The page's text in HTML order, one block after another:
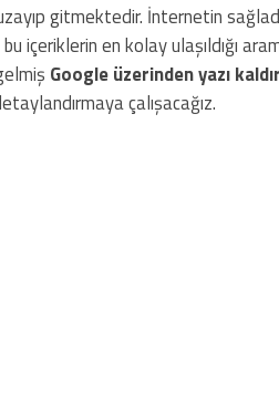
gitmektedir. İnternetin
içeriklerin en kolay ulaşıldığı
Google üzerinden yazı
çalışacağız.